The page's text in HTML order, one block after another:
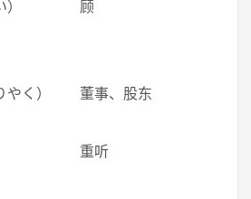
くい） 顾
やく） 董事、股东
う） 重听